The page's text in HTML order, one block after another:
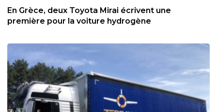
En Grèce, deux Toyota Mirai écrivent une
première pour la voiture hydrogène